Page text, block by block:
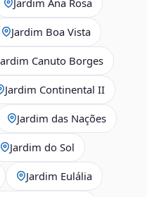
Jardim Boa Vista
Canuto Borges
Jardim Continental II
Jardim das Nações
Jardim do Sol
Jardim Eulália